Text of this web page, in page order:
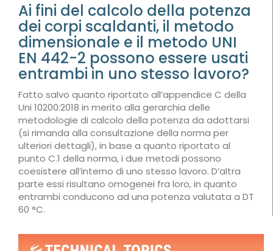
Ai fini del calcolo della potenza
dei corpi scaldanti, il metodo
dimensionale e il metodo UNI
EN 442-2 possono essere usati
entrambi in uno stesso lavoro?
Fatto salvo quanto riportato all’appendice C della
Uni 10200:2018 in merito alla gerarchia delle
metodologie di calcolo della potenza da adottarsi
(si rimanda alla consultazione della norma per
ulteriori dettagli), in base a quanto riportato al
punto C.1 della norma, i due metodi possono
coesistere all’interno di uno stesso lavoro. D’altra
parte essi risultano omogenei fra loro, in quanto
entrambi conducono ad una potenza valutata a DT
60 °C.